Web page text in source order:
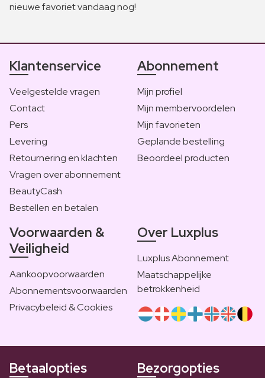
nieuwe favoriet vandaag nog!
Klantenservice
Veelgestelde vragen
Contact
Pers
Levering
Retournering en klachten
Vragen over abonnement
BeautyCash
Bestellen en betalen
Abonnement
Mijn profiel
Mijn membervoordelen
Mijn favorieten
Geplande bestelling
Beoordeel producten
Voorwaarden &
Veiligheid
Aankoopvoorwaarden
Abonnementsvoorwaarden
Privacybeleid & Cookies
Over Luxplus
Luxplus Abonnement
Maatschappelijke
betrokkenheid
Betaalopties Bezorgopties